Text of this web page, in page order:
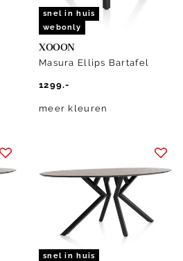
snel in huis
webonly
XOOON
Masura Ellips Bartafel
1299.-
meer kleuren
snel in huis